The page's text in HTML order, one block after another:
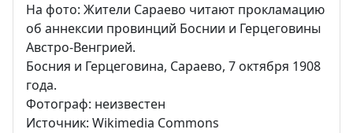
На фото: Жители Сараево читают прокламацию
об аннексии провинций Боснии и Герцеговины
Австро-Венгрией.
Босния и Герцеговина, Сараево, 7 октября 1908
года.
Фотограф: неизвестен
Источник: Wikimedia Commons